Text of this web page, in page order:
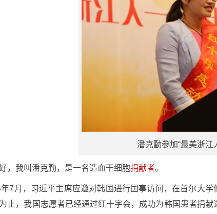
潘克勤参加“最美浙
，我叫潘克勤，是一名造血干细胞捐献者。
7月，习近平主席应邀对韩国进行国事访问，在首尔大
止，我国志愿者已经通过红十字会，成功为韩国患者捐